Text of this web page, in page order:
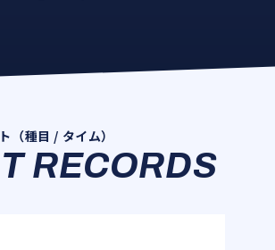
（種目 / タイム）
RECORDS